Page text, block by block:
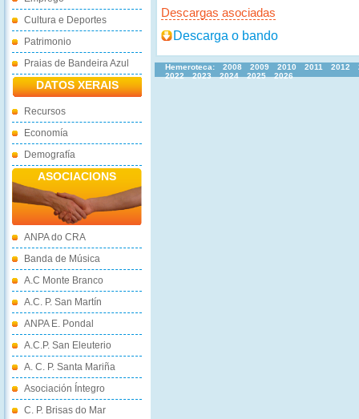
Cultura e Deportes
Patrimonio
Praias de Bandeira Azul
DATOS XERAIS
Recursos
Economía
Demografía
ASOCIACIONS
ANPA do CRA
Banda de Música
A.C Monte Branco
A.C. P. San Martín
ANPA E. Pondal
A.C.P. San Eleuterio
A. C. P. Santa Mariña
Asociación Íntegro
C. P. Brisas do Mar
Descargas asociadas
Descarga o bando
Hemeroteca: 2008 2009 2010 2011 2012
2022
2023 2024 2025 2026